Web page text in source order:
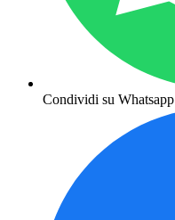
Condividi su Whatsapp